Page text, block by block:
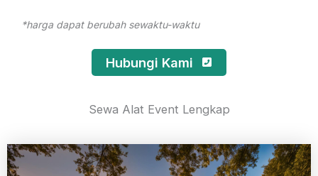
*harga dapat berubah sewaktu-waktu
Hubungi Kami
Sewa Alat Event Lengkap